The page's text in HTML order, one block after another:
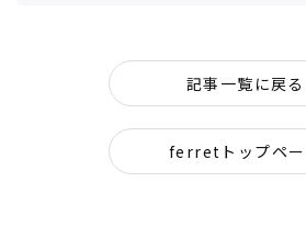
記事一覧に戻る
ferretトップペー